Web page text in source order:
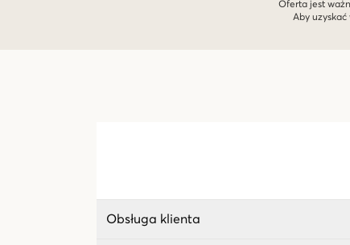
Oferta jest
Aby
Obsługa klienta